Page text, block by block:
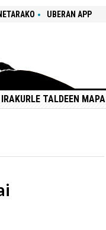
UBERAN APP
IRAKURLE TALDEEN MAPA